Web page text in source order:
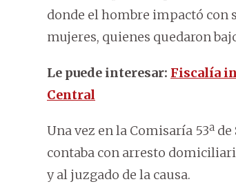
donde el hombre impactó con
mujeres, quienes quedaron
Le puede interesar: Fiscalía
Central
Una vez en la Comisaría 53ª
contaba con arresto
y al juzgado de la causa.